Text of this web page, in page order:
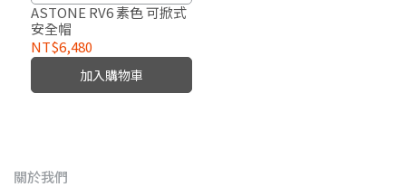
全帽
ASTONE RV6 素色 可掀式
安全帽
NT$6,480
加入購物車
關於我們